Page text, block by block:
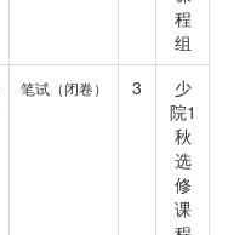
程
组
笔试（闭卷） 3
少
院1
秋
选
修
课